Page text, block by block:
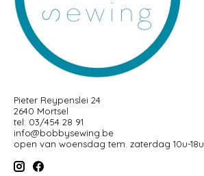
Pieter Reypenslei 24
2640 Mortsel
tel: 03/454 28 91
info@bobbysewing.be
open van woensdag tem. zaterdag 10u-18u